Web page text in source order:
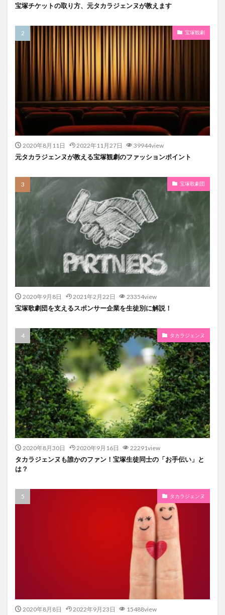
宝塚チケットの取り方、元タカラジェンヌが教えます
宝塚観劇
2020年8月11日 2022年11月27日 39944view
元タカラジェンヌが教える宝塚観劇のファッションポイント
宝塚歌劇団
2020年9月8日 2021年2月22日 23354view
宝塚歌劇団を支えるスポンサー企業を生徒別に解説！
タカラジェンヌ
2020年8月30日 2020年9月16日 22291view
タカラジェンヌも誰かのファン！宝塚生徒同士の「お手伝い」と
は？
タカラジェンヌ
2020年8月8日 2022年9月23日 15488view